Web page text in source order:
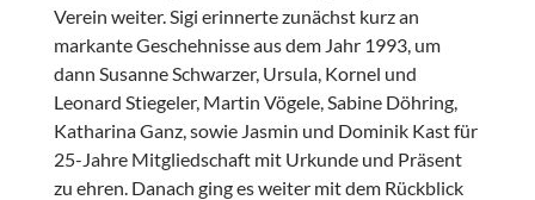
Verein weiter. Sigi erinnerte zunächst kurz an
markante Geschehnisse aus dem Jahr 1993, um
dann Susanne Schwarzer, Ursula, Kornel und
Leonard Stiegeler, Martin Vögele, Sabine Döhring,
Katharina Ganz, sowie Jasmin und Dominik Kast für
25-Jahre Mitgliedschaft mit Urkunde und Präsent
zu ehren. Danach ging es weiter mit dem Rückblick